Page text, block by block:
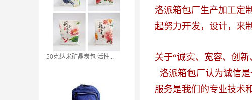
50克纳米矿晶炭包 活性...
洛派箱包厂生产加工定
起努力开发，设计，来
关于“诚实、宽容、创新
洛派箱包厂认为诚信
服务是我们的专业技术